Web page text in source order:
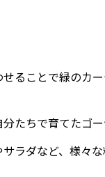
ることで緑のカ
たちで育てたゴー
ラダなど、様々な